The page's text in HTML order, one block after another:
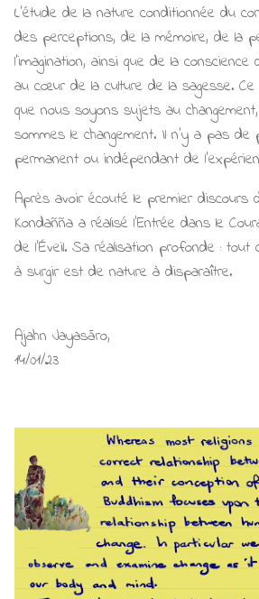
L'étude de la nature conditionnée du
des perceptions, de la mémoire, de la
l'imagination, ainsi que de la
au cœur de la culture de la sagesse.
que nous soyons sujets au
sommes le changement. Il n’y a pas de
permanent ou indépendant de
Après avoir écouté le premier discours
Kondañña a réalisé l'Entrée dans le
de l'Éveil. Sa réalisation profonde :
à surgir est de nature à disparaître.
Ajahn Jayasāro,
14/01/23